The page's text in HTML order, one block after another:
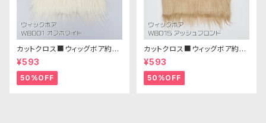
カットクロス■ウィッグボア約8c
m(オフホワイト)WB001 ボア生
地 25cm × 45cm
¥593
50%OFF
カットクロス■ウィッグボア約8c
m(アッシュブロンド)WB015 ボ
ア生地 25cm × 45cm
¥593
50%OFF